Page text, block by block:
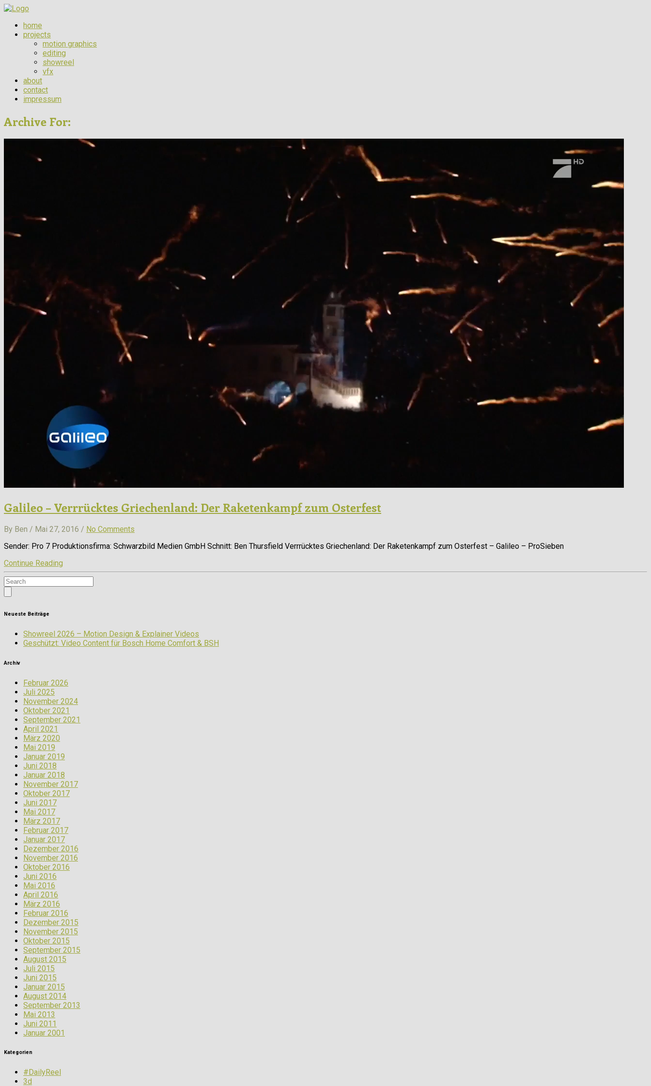
home
projects
motion graphics
editing
showreel
vfx
about
contact
impressum
Archive For:
Galileo – Verrrücktes Griechenland: Der Raketenkampf zum Osterfest
By Ben / Mai 27, 2016 / No Comments
Sender: Pro 7 Produktionsfirma: Schwarzbild Medien GmbH Schnitt: Ben Thursfield Verrrücktes Griechenland: Der Raketenkampf zum Osterfest – Galileo – ProSieben
Continue Reading
Neueste Beiträge
Showreel 2026 – Motion Design & Explainer Videos
Geschützt: Video Content für Bosch Home Comfort & BSH
Archiv
Februar 2026
Juli 2025
November 2024
Oktober 2021
September 2021
April 2021
März 2020
Mai 2019
Januar 2019
Juni 2018
Januar 2018
November 2017
Oktober 2017
Juni 2017
Mai 2017
März 2017
Februar 2017
Januar 2017
Dezember 2016
November 2016
Oktober 2016
Juni 2016
Mai 2016
April 2016
März 2016
Februar 2016
Dezember 2015
November 2015
Oktober 2015
September 2015
August 2015
Juli 2015
Juni 2015
Januar 2015
August 2014
September 2013
Mai 2013
Juni 2011
Januar 2001
Kategorien
#DailyReel
3d